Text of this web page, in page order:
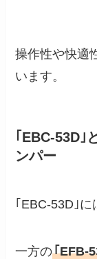
操作性や快適
います。
｢EBC-53D｣
ンパー
｢EBC-53D｣に
一方の｢EFB-